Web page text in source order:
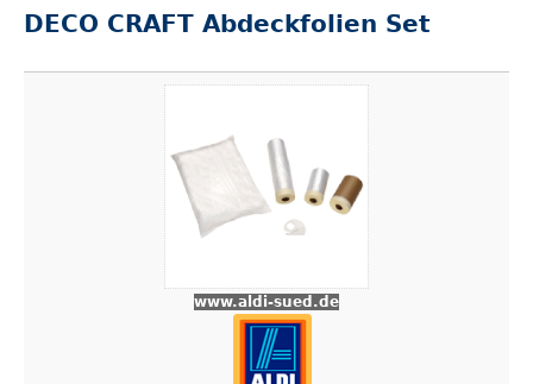
DECO CRAFT Abdeckfolien Set
www.aldi-sued.de